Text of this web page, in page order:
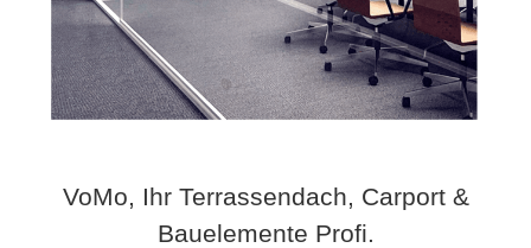
VoMo, Ihr Terrassendach, Carport &
Bauelemente Profi.